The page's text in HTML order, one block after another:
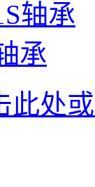
轴承
承
此处